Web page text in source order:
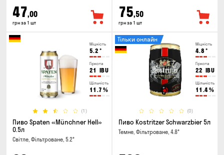
47,00
грн за 1 шт
75,50
грн за 1 шт
Міцність
5.2 °
Гіркота
21 IBU
Щільність
11.7 %
(1)
Пиво Spaten «Münchner Hell»
0.5л
Світле, Фільтроване, 5.2°
Міцність
4.8 °
Гіркота
22 IBU
Щільність
11.4%
(0)
Тільки онлайн
Пиво Kostritzer Schwarzbier 5л
Темне, Фільтроване, 4.8°